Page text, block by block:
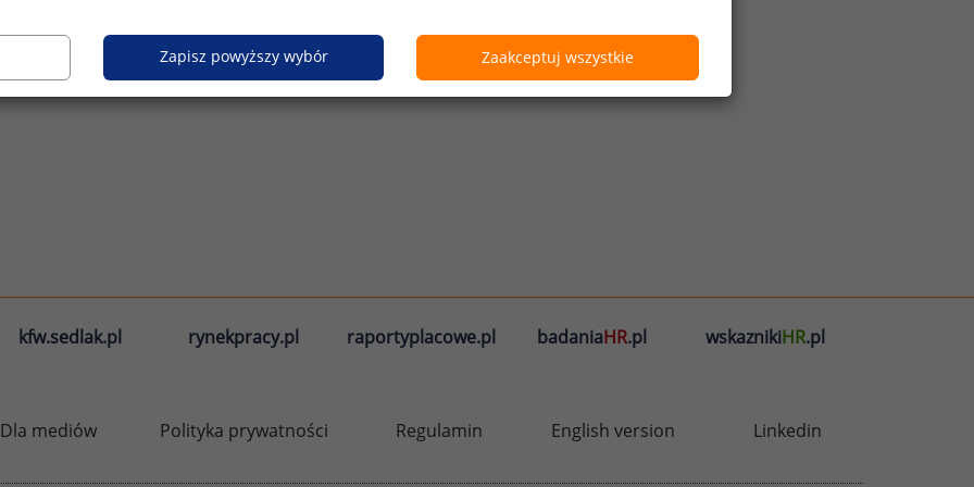
kfw.sedlak.pl rynekpracy.pl raportyplacowe.pl badaniaHR.pl wskaznikiHR.pl
Dla mediów Polityka prywatności Regulamin English version Linkedin
Zapisz powyższy wybór Zaakceptuj wszystkie